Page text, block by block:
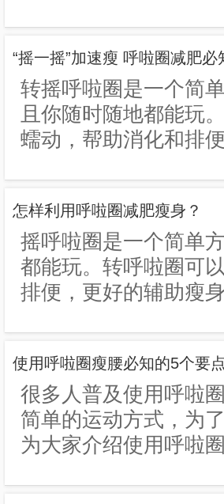
“摇一摇”加速瘦 呼啦圈减肥必
转摇呼啦圈是一个简
且你随时随地都能玩
蠕动，帮助消化和排
怎样利用呼啦圈减肥瘦身？
摇呼啦圈是一个简单
都能玩。转呼啦圈可
排便，更好的辅助瘦
使用呼啦圈瘦腰必知的5个要点
很多人普及使用呼啦
简单的运动方式，为
为大家介绍使用呼啦